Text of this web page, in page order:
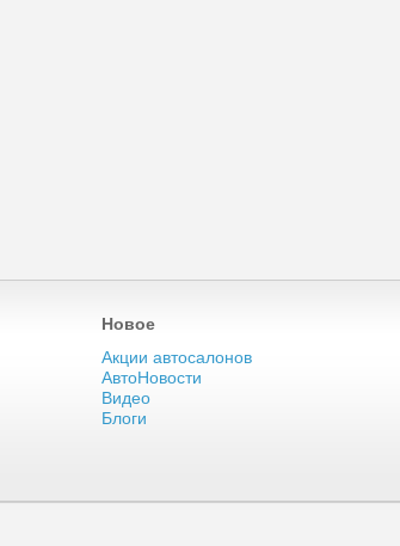
Новое
Акции автосалонов
АвтоНовости
Видео
Блоги